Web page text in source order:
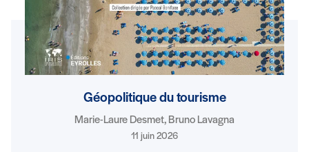
Géopolitique du tourisme
Marie-Laure Desmet, Bruno Lavagna
11 juin 2026